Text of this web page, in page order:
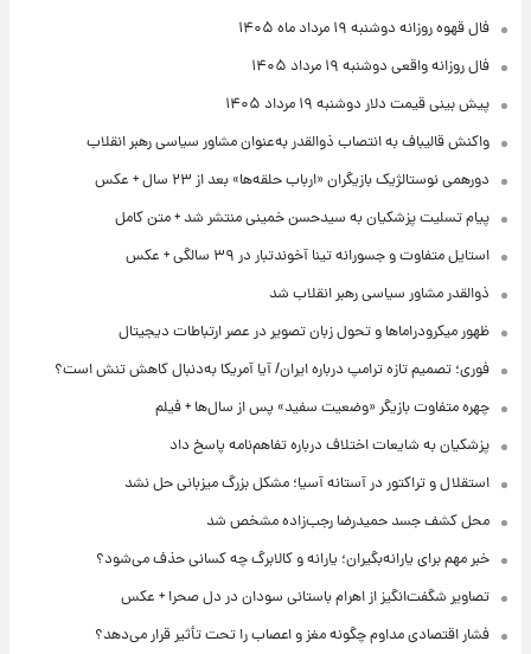
فال قهوه روزانه دوشنبه ۱۹ مرداد ماه ۱۴۰۵
فال روزانه واقعی دوشنبه ۱۹ مرداد ۱۴۰۵
پیش‌ بینی قیمت دلار دوشنبه ۱۹ مرداد ۱۴۰۵
واکنش قالیباف به انتصاب ذوالقدر به‌عنوان مشاور سیاسی رهبر انقلاب
دورهمی نوستالژیک بازیگران «ارباب حلقه‌ها» بعد از ۲۳ سال + عکس
پیام تسلیت پزشکیان به سیدحسن خمینی منتشر شد + متن کامل
استایل متفاوت و جسورانه تینا آخوندتبار در ۳۹ سالگی + عکس
ذوالقدر مشاور سیاسی رهبر انقلاب شد
ظهور میکرودراماها و تحول زبان تصویر در عصر ارتباطات دیجیتال
فوری؛ تصمیم تازه ترامپ درباره ایران/ آیا آمریکا به‌دنبال کاهش تنش است؟
چهره متفاوت بازیگر «وضعیت سفید» پس از سال‌ها + فیلم
پزشکیان به شایعات اختلاف درباره تفاهم‌نامه پاسخ داد
استقلال و تراکتور در آستانه آسیا؛ مشکل بزرگ میزبانی حل نشد
محل کشف جسد حمیدرضا رجب‌زاده مشخص شد
خبر مهم برای یارانه‌بگیران؛ یارانه و کالابرگ چه کسانی حذف می‌شود؟
تصاویر شگفت‌انگیز از اهرام باستانی سودان در دل صحرا + عکس
فشار اقتصادی مداوم چگونه مغز و اعصاب را تحت تأثیر قرار می‌دهد؟